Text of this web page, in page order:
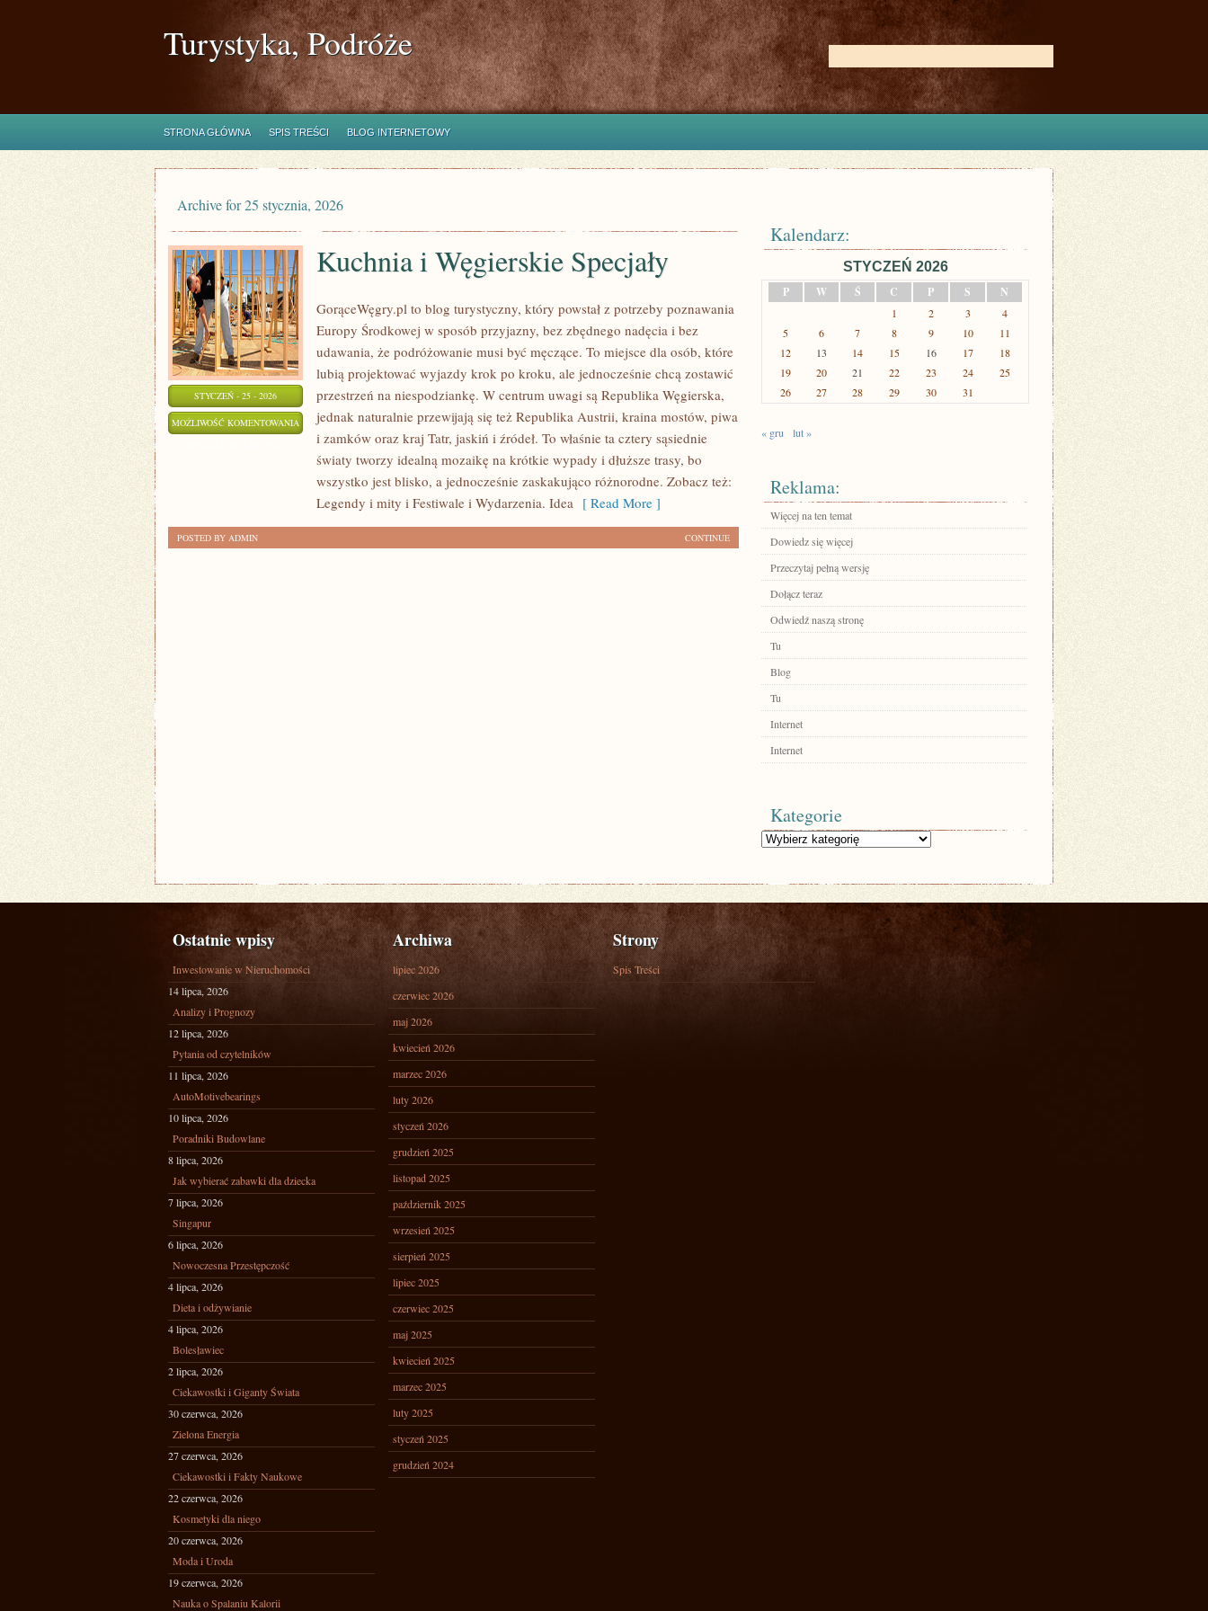
Turystyka, Podróże
STRONA GŁÓWNA SPIS TREŚCI BLOG INTERNETOWY
Archive for 25 stycznia, 2026
STYCZEŃ - 25 - 2026
MOŻLIWOŚĆ KOMENTOWANIA KUCHNIA
WĘGIERSKIE
SPECJAŁY
Kuchnia i Węgierskie Specjały
GorąceWęgry.pl to blog turystyczny, który powstał z potrzeby poznawania
Europy Środkowej w sposób przyjazny, bez zbędnego nadęcia i bez
udawania, że podróżowanie musi być męczące. To miejsce dla osób, które
lubią projektować wyjazdy krok po kroku, ale jednocześnie chcą zostawić
przestrzeń na niespodziankę. W centrum uwagi są Republika Węgierska,
jednak naturalnie przewijają się też Republika Austrii, kraina mostów, piwa
i zamków oraz kraj Tatr, jaskiń i źródeł. To właśnie ta cztery sąsiednie
światy tworzy idealną mozaikę na krótkie wypady i dłuższe trasy, bo
wszystko jest blisko, a jednocześnie zaskakująco różnorodne. Zobacz też:
Legendy i mity i Festiwale i Wydarzenia. Idea [ Read More ]
CONTINUE
POSTED BY ADMIN
Kalendarz:
STYCZEŃ 2026
P
W Ś C P S N
1 2 3
4
5
6 7 8 9 10
11
12
13 14 15 16 17
18
19
20 21 22 23 24
25
26
27 28 29 30 31
« gru lut »
Reklama:
Więcej na ten temat
Dowiedz się więcej
Przeczytaj pełną wersję
Dołącz teraz
Odwiedź naszą stronę
Tu
Blog
Tu
Internet
Internet
Kategorie
Kategorie
Ostatnie wpisy
Inwestowanie w Nieruchomości
14 lipca, 2026
Analizy i Prognozy
12 lipca, 2026
Pytania od czytelników
11 lipca, 2026
AutoMotivebearings
10 lipca, 2026
Poradniki Budowlane
8 lipca, 2026
Jak wybierać zabawki dla dziecka
7 lipca, 2026
Singapur
6 lipca, 2026
Nowoczesna Przestępczość
4 lipca, 2026
Dieta i odżywianie
4 lipca, 2026
Bolesławiec
2 lipca, 2026
Ciekawostki i Giganty Świata
30 czerwca, 2026
Zielona Energia
27 czerwca, 2026
Ciekawostki i Fakty Naukowe
22 czerwca, 2026
Kosmetyki dla niego
20 czerwca, 2026
Moda i Uroda
19 czerwca, 2026
Nauka o Spalaniu Kalorii
Archiwa
lipiec 2026
czerwiec 2026
maj 2026
kwiecień 2026
marzec 2026
luty 2026
styczeń 2026
grudzień 2025
listopad 2025
październik 2025
wrzesień 2025
sierpień 2025
lipiec 2025
czerwiec 2025
maj 2025
kwiecień 2025
marzec 2025
luty 2025
styczeń 2025
grudzień 2024
Strony
Spis Treści